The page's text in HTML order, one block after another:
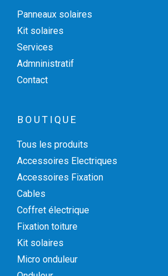
Panneaux solaires
Kit solaires
Services
Admninistratif
Contact
BOUTIQUE
Tous les produits
Accessoires Electriques
Accessoires Fixation
Cables
Coffret électrique
Fixation toiture
Kit solaires
Micro onduleur